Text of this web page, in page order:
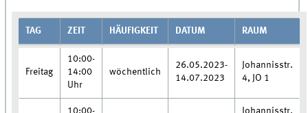
TAG ZEIT HÄUFIGKEIT DATUM RAUM
Freitag
10:00-
14:00
Uhr
wöchentlich
26.05.2023-
14.07.2023
Johannisstr.
4, JO 1
10:00-
Johannisstr.